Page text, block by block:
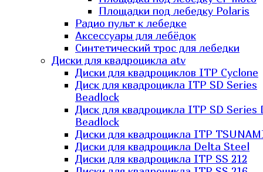
Площадки под лебедку Polaris
Радио пульт к лебедке
Аксессуары для лебёдок
Синтетический трос для лебедки
Диски для квадроцикла atv
Диски для квадроциклов ITP Cyclone
Диск для квадроцикла ITP SD Series
Beadlock
Диск для квадроцикла ITP SD Series
Beadlock
Диски для квадроцикла ITP
Диски для квадроцикла Delta Steel
Диски для квадроцикла ITP SS 212